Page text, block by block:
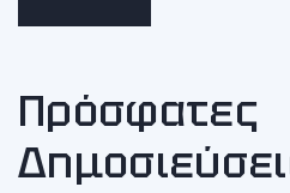
Πρόσφατες